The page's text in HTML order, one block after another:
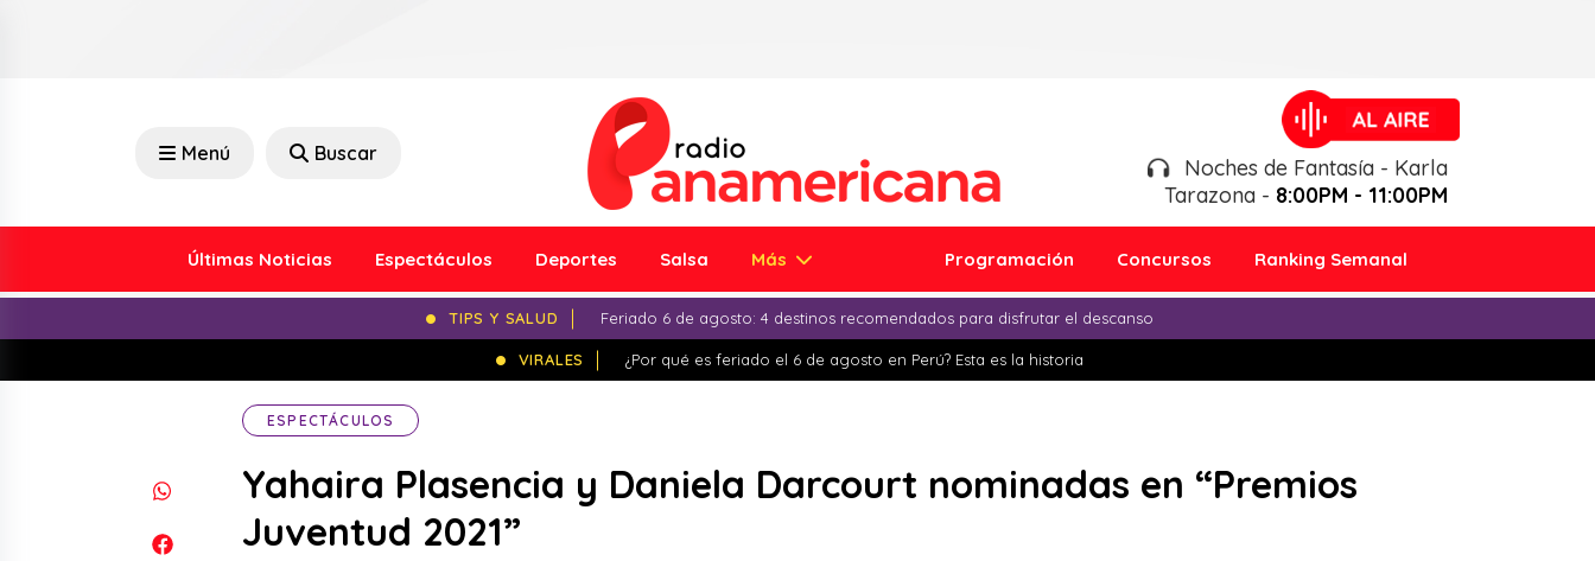
Menú Buscar
Noches de Fantasía - Karla
Tarazona - 8:00PM - 11:00PM
Últimas Noticias Espectáculos Deportes Salsa Más Programación Concursos Ranking Semanal
TIPS Y SALUD Feriado 6 de agosto: 4 destinos recomendados para disfrutar el descanso
VIRALES ¿Por qué es feriado el 6 de agosto en Perú? Esta es la historia
ESPECTÁCULOS
Yahaira Plasencia y Daniela Darcourt nominadas en “Premios
Juventud 2021”